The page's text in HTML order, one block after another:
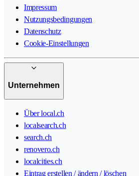
Impressum
Nutzungsbedingungen
Datenschutz
Cookie-Einstellungen
Unternehmen
Über local.ch
localsearch.ch
search.ch
renovero.ch
localcities.ch
Eintrag erstellen / ändern / löschen